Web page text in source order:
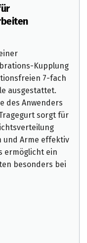
Kupplung
7-fach
ausgestattet.
des Anwenders
sorgt für
und Arme effektiv
ermöglicht ein
besonders bei